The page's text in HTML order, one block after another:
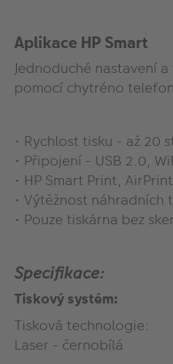
Aplikace HP Smart
Jednoduché nastavení
pomocí chytréno
• Rychlost tisku - až 20
• Připojení - USB 2.0,
• HP Smart Print,
• Výtěžnost náhradních
• Pouze tiskárna bez
Specifikace:
Tiskový systém:
Tisková technologie:
Laser - černobílá